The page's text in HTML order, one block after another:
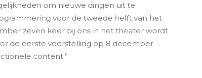
om nieuwe dingen uit te
voor de tweede helft van het
zeven keer bij ons in het theater wordt
de eerste voorstelling op 8 december
content.”